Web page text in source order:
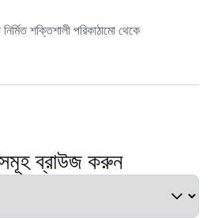
শক্তিশালী পরিকাঠামো থেকে
ব্রাউজ করুন